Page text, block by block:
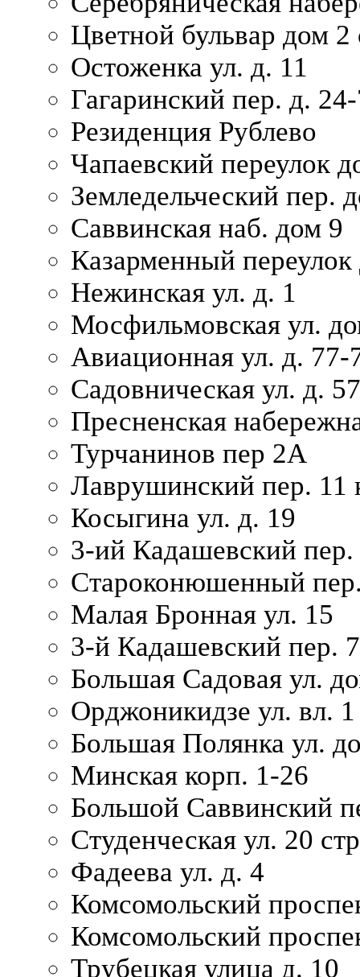
Цветной бульвар дом 2
Остоженка ул. д. 11
Гагаринский пер. д.
Резиденция Рублево
Чапаевский переулок
Земледельческий пер.
Саввинская наб. дом 9
Казарменный переулок
Нежинская ул. д. 1
Мосфильмовская ул.
Авиационная ул. д. 77-
Садовническая ул. д.
Пресненская
Турчанинов пер 2А
Лаврушинский пер. 11
Косыгина ул. д. 19
3-ий Кадашевский пер.
Староконюшенный
Малая Бронная ул. 15
3-й Кадашевский пер.
Большая Садовая ул.
Орджоникидзе ул. вл. 1
Большая Полянка ул.
Минская корп. 1-26
Большой Саввинский
Студенческая ул. 20
Фадеева ул. д. 4
Комсомольский
Комсомольский
Трубецкая улица д. 10